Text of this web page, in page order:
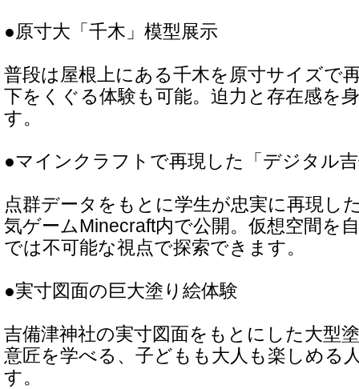
●原寸大「千木」模型展示
普段は屋根上にある千木を原寸サイズで
下をくぐる体験も可能。迫力と存在感を
す。
●マインクラフトで再現した「デジタル
点群データをもとに学生が忠実に再現し
気ゲームMinecraft内で公開。仮想空間を
では不可能な視点で探索できます。
●実寸図面の巨大塗り絵体験
吉備津神社の実寸図面をもとにした大型
意匠を学べる、子どもも大人も楽しめる
す。